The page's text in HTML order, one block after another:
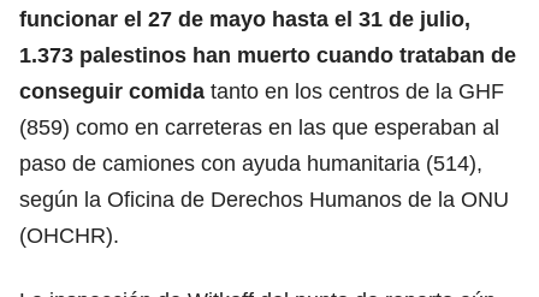
funcionar el 27 de mayo hasta el 31 de julio,
1.373 palestinos han muerto cuando trataban de
conseguir comida tanto en los centros de la GHF
(859) como en carreteras en las que esperaban al
paso de camiones con ayuda humanitaria (514),
según la Oficina de Derechos Humanos de la ONU
(OHCHR).